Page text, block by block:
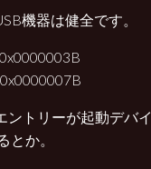
機器は健全です。
トリーが起動デバ
とか。